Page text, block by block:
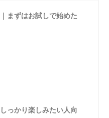
まずはお試しで始めた
っかり楽しみたい人向